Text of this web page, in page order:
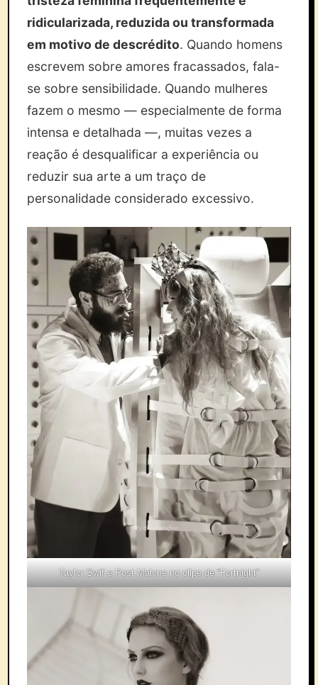
ridicularizada, reduzida ou transformada
em motivo de descrédito. Quando homens
escrevem sobre amores fracassados, fala-
se sobre sensibilidade. Quando mulheres
fazem o mesmo — especialmente de forma
intensa e detalhada —, muitas vezes a
reação é desqualificar a experiência ou
reduzir sua arte a um traço de
personalidade considerado excessivo.
Taylor Swif e Post Malone no clipe de “Fortnight”